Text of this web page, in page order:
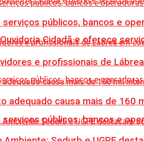
Cidadã e oferece
serviços públicos, bancos e
serviços públicos, bancos e
e profissionais de
adequado causa mais de 160